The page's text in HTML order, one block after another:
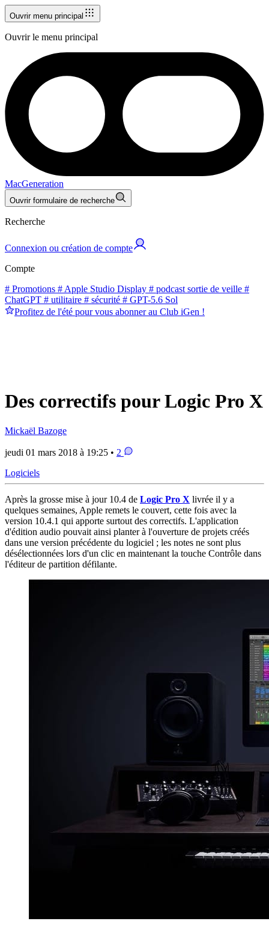
Ouvrir menu principal
Ouvrir le menu principal
MacGeneration
Ouvrir formulaire de recherche
Recherche
Connexion ou création de compte
Compte
# Promotions # Apple Studio Display # podcast sortie de veille #
ChatGPT # utilitaire # sécurité # GPT-5.6 Sol
Profitez de l'été pour vous abonner au Club iGen !
Des correctifs pour Logic Pro X
Mickaël Bazoge
jeudi 01 mars 2018 à 19:25 • 2
Logiciels
Après la grosse mise à jour 10.4 de Logic Pro X livrée il y a
quelques semaines, Apple remets le couvert, cette fois avec la
version 10.4.1 qui apporte surtout des correctifs. L'application
d'édition audio pouvait ainsi planter à l'ouverture de projets créés
dans une version précédente du logiciel ; les notes ne sont plus
désélectionnées lors d'un clic en maintenant la touche Contrôle dans
l'éditeur de partition défilante.